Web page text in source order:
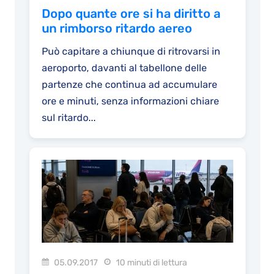
Dopo quante ore si ha diritto a
un rimborso ritardo aereo
Può capitare a chiunque di ritrovarsi in
aeroporto, davanti al tabellone delle
partenze che continua ad accumulare
ore e minuti, senza informazioni chiare
sul ritardo...
05.09.2017 10 minuti di lettura